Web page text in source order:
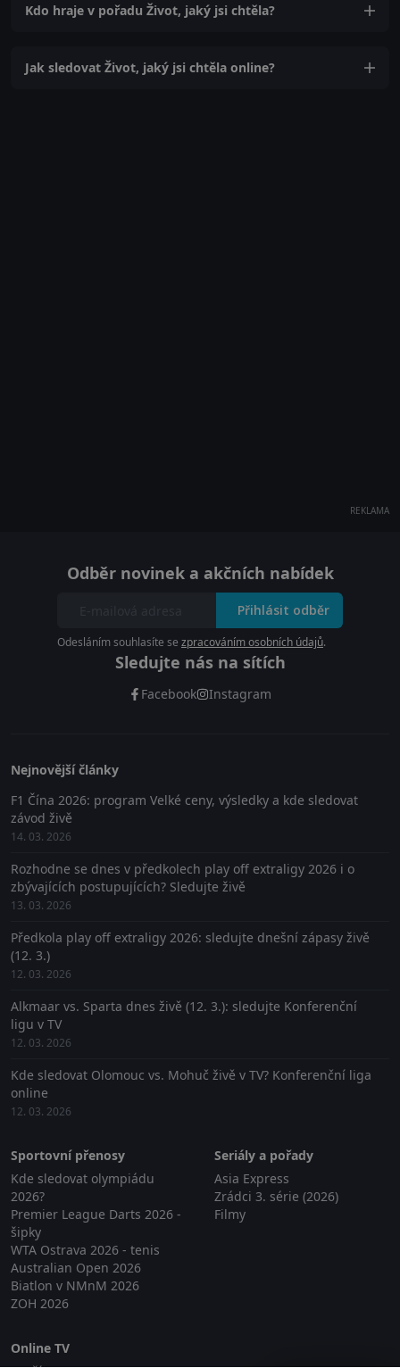
Kdo hraje v pořadu Život, jaký jsi chtěla?
Jak sledovat Život, jaký jsi chtěla online?
REKLAMA
Odběr novinek a akčních nabídek
Přihlásit odběr
Odesláním souhlasíte se zpracováním osobních údajů.
Sledujte nás na sítích
Facebook Instagram
Nejnovější články
F1 Čína 2026: program Velké ceny, výsledky a kde sledovat
závod živě
14. 03. 2026
Rozhodne se dnes v předkolech play off extraligy 2026 i o
zbývajících postupujících? Sledujte živě
13. 03. 2026
Předkola play off extraligy 2026: sledujte dnešní zápasy živě
(12. 3.)
12. 03. 2026
Alkmaar vs. Sparta dnes živě (12. 3.): sledujte Konferenční
ligu v TV
12. 03. 2026
Kde sledovat Olomouc vs. Mohuč živě v TV? Konferenční liga
online
12. 03. 2026
Sportovní přenosy
Kde sledovat olympiádu
2026?
Premier League Darts 2026 -
šipky
WTA Ostrava 2026 - tenis
Australian Open 2026
Biatlon v NMnM 2026
ZOH 2026
Seriály a pořady
Asia Express
Zrádci 3. série (2026)
Filmy
Online TV